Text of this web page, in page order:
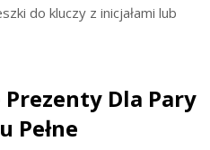
do kluczy z inicjałami lub
Dla Pary
Pełne